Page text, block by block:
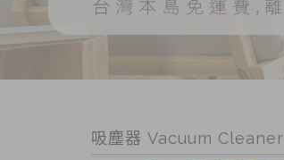
吸塵器 Vacuum Cleaner